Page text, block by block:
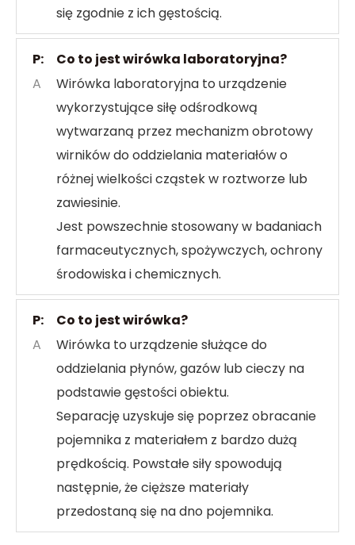
się zgodnie z ich gęstością.
P:
Co to jest wirówka laboratoryjna?
A
Wirówka laboratoryjna to urządzenie
wykorzystujące siłę odśrodkową
wytwarzaną przez mechanizm obrotowy
wirników do oddzielania materiałów o
różnej wielkości cząstek w roztworze lub
zawiesinie.
Jest powszechnie stosowany w badaniach
farmaceutycznych, spożywczych, ochrony
środowiska i chemicznych.
P:
Co to jest wirówka?
A
Wirówka to urządzenie służące do
oddzielania płynów, gazów lub cieczy na
podstawie gęstości obiektu.
Separację uzyskuje się poprzez obracanie
pojemnika z materiałem z bardzo dużą
prędkością. Powstałe siły spowodują
następnie, że cięższe materiały
przedostaną się na dno pojemnika.